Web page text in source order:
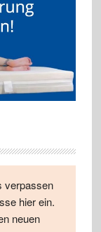
verpassen
hier ein.
neuen